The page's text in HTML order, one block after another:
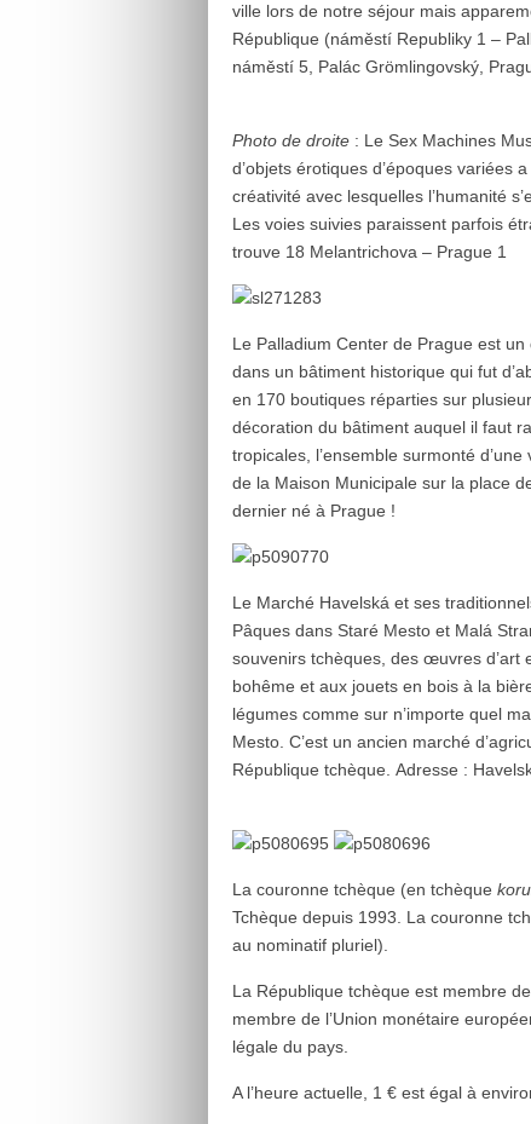
ville lors de notre séjour mais
République (náměstí Republiky 1 –
náměstí 5, Palác Grömlingovský,
Photo de droite : Le Sex Machines
d’objets érotiques d’époques variées
créativité avec lesquelles l’humanité
Les voies suivies paraissent parfois
trouve 18 Melantrichova – Prague 1
Le Palladium Center de Prague est
dans un bâtiment historique qui fut
en 170 boutiques réparties sur
décoration du bâtiment auquel il faut
tropicales, l’ensemble surmonté
de la Maison Municipale sur la place
dernier né à Prague !
Le Marché Havelská et ses
Pâques dans Staré Mesto et Malá
souvenirs tchèques, des œuvres d’art
bohême et aux jouets en bois à la
légumes comme sur n’importe quel
Mesto. C’est un ancien marché
République tchèque. Adresse :
La couronne tchèque (en tchèque
Tchèque depuis 1993. La couronne
au nominatif pluriel).
La République tchèque est membre
membre de l’Union monétaire
légale du pays.
A l’heure actuelle, 1 € est égal à